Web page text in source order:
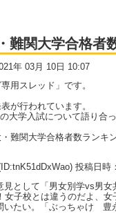
難関大学合格者
年 03月 10日 10:07
用スレッド」です。
が行われています。
大学入試について語り合っ
難関大学合格者数ランキ
投稿日時
として「男女別学vs男女
女子校とは違うのだよ、
いたい。「ぶっちゃけ